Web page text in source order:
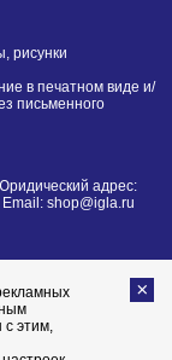
рисунки
в печатном виде и/
письменного
адрес:
shop@igla.ru
с этим,